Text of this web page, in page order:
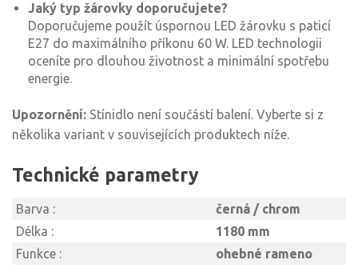
Jaký typ žárovky doporučujete?
Doporučujeme použít úspornou LED žárovku s paticí
E27 do maximálního příkonu 60 W. LED technologii
oceníte pro dlouhou životnost a minimální spotřebu
energie.
Upozornění: Stínidlo není součástí balení. Vyberte si z
několika variant v souvisejících produktech níže.
Technické parametry
Barva :
černá / chrom
Délka :
1180 mm
Funkce :
ohebné rameno